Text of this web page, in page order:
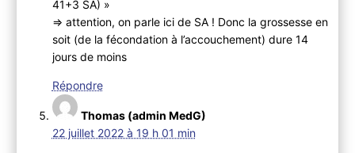
41+3 SA) »
=> attention, on parle ici de SA ! Donc la grossesse en
soit (de la fécondation à l’accouchement) dure 14
jours de moins
Répondre
Thomas (admin MedG)
22 juillet 2022 à 19 h 01 min